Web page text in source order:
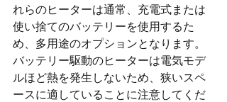
れらのヒーターは通常、充電式または
使い捨てのバッテリーを使用するた
め、多用途のオプションとなります。
バッテリー駆動のヒーターは電気モデ
ルほど熱を発生しないため、狭いスペ
ースに適していることに注意してくだ